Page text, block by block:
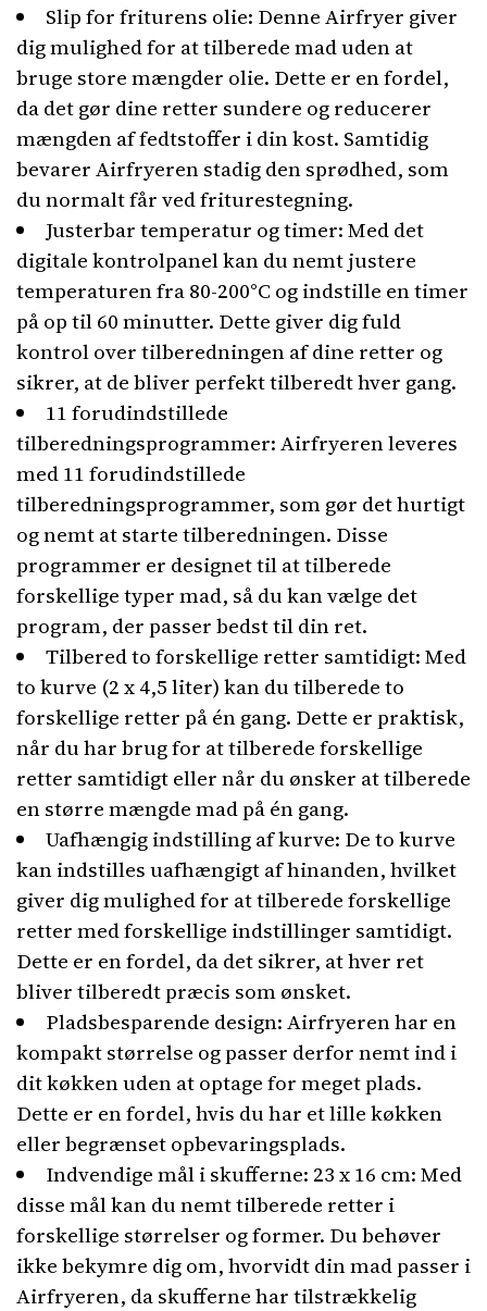
Slip for friturens olie: Denne Airfryer giver
dig mulighed for at tilberede mad uden at
bruge store mængder olie. Dette er en fordel,
da det gør dine retter sundere og reducerer
mængden af fedtstoffer i din kost. Samtidig
bevarer Airfryeren stadig den sprødhed, som
du normalt får ved friturestegning.
Justerbar temperatur og timer: Med det
digitale kontrolpanel kan du nemt justere
temperaturen fra 80-200°C og indstille en timer
på op til 60 minutter. Dette giver dig fuld
kontrol over tilberedningen af dine retter og
sikrer, at de bliver perfekt tilberedt hver gang.
11 forudindstillede
tilberedningsprogrammer: Airfryeren leveres
med 11 forudindstillede
tilberedningsprogrammer, som gør det hurtigt
og nemt at starte tilberedningen. Disse
programmer er designet til at tilberede
forskellige typer mad, så du kan vælge det
program, der passer bedst til din ret.
Tilbered to forskellige retter samtidigt: Med
to kurve (2 x 4,5 liter) kan du tilberede to
forskellige retter på én gang. Dette er praktisk,
når du har brug for at tilberede forskellige
retter samtidigt eller når du ønsker at tilberede
en større mængde mad på én gang.
Uafhængig indstilling af kurve: De to kurve
kan indstilles uafhængigt af hinanden, hvilket
giver dig mulighed for at tilberede forskellige
retter med forskellige indstillinger samtidigt.
Dette er en fordel, da det sikrer, at hver ret
bliver tilberedt præcis som ønsket.
Pladsbesparende design: Airfryeren har en
kompakt størrelse og passer derfor nemt ind i
dit køkken uden at optage for meget plads.
Dette er en fordel, hvis du har et lille køkken
eller begrænset opbevaringsplads.
Indvendige mål i skufferne: 23 x 16 cm: Med
disse mål kan du nemt tilberede retter i
forskellige størrelser og former. Du behøver
ikke bekymre dig om, hvorvidt din mad passer i
Airfryeren, da skufferne har tilstrækkelig